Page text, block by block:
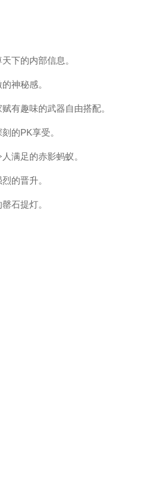
下的内部信息。
神秘感。
有趣味的武器自由搭配。
的PK享受。
满足的赤影蚂蚁。
的晋升。
石提灯。